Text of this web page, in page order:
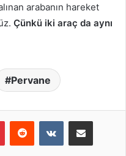
arabanın hareket
Çünkü iki araç da aynı
Pervane
PinterestReddit VKontakteE-Posta ile paylaş